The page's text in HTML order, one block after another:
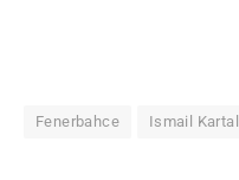
Fenerbahce Ismail Kartal